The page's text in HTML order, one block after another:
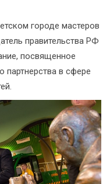
городе мастеров
правительства РФ
посвященное
партнерства в сфере